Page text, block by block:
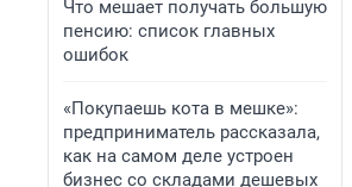
Что мешает получать большую
пенсию: список главных
ошибок
«Покупаешь кота в мешке»:
предприниматель рассказала,
как на самом деле устроен
бизнес со складами дешевых